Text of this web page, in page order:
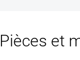
Pièces et